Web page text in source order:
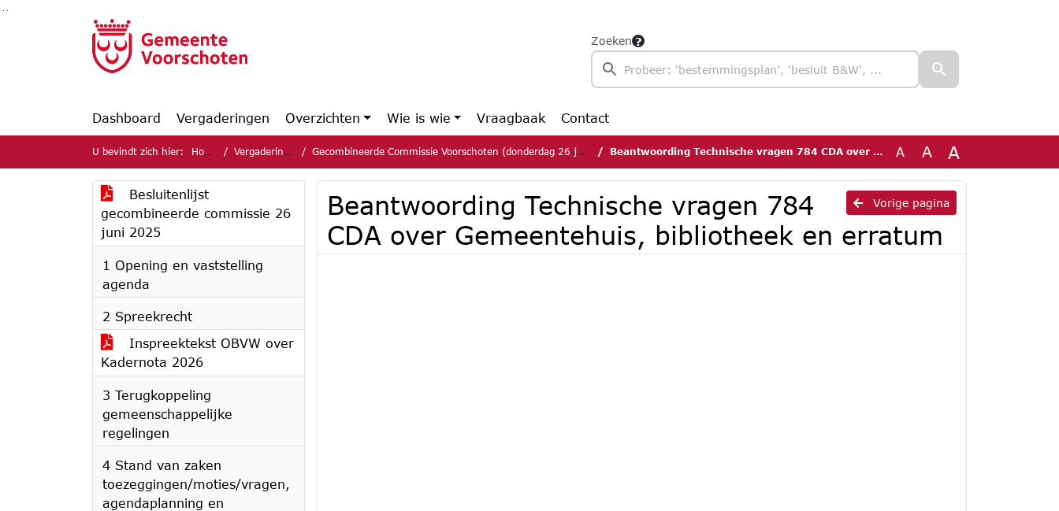
Ga naar de inhoud van deze pagina
Ga naar het zoeken
Ga naar het menu
Zoeken
Dashboard Vergaderingen Overzichten Wie is wie Vraagbaak Contact
U bevindt zich hier: Home Vergaderingen Gecombineerde Commissie Voorschoten (donderdag 26 juni 2025) Beantwoording Technische vragen 784 CDA over Gemeentehuis, bibliotheek en erratum A A A
Besluitenlijst
gecombineerde commissie 26
juni 2025
1 Opening en vaststelling
agenda
2 Spreekrecht
Inspreektekst OBVW over
Kadernota 2026
3 Terugkoppeling
gemeenschappelijke
regelingen
4 Stand van zaken
toezeggingen/moties/vragen,
agendaplanning en
Vorige pagina
Beantwoording Technische vragen 784
CDA over Gemeentehuis, bibliotheek en erratum